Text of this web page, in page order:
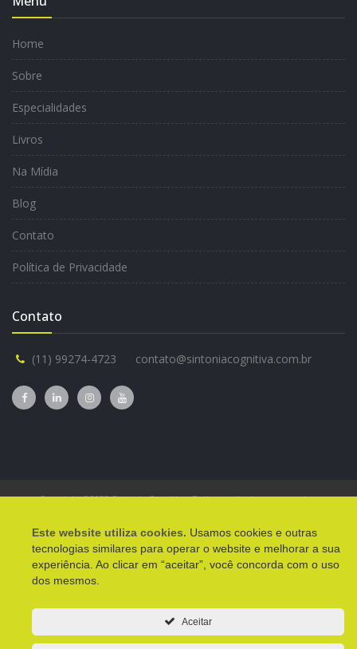
Home
Sobre
Especialidades
Livros
Na Mídia
Blog
Contato
Política de Privacidade
Contato
(11) 99274-4723 contato@sintoniacognitiva.com.br
Copyright ©2022 Sintonia Cognitiva. Todos os direitos reservados.
Este website utiliza cookies. Usamos cookies e outras
tecnologias similares para operar o website e melhorar a sua
experiência. Ao clicar em “aceitar”, você concorda com o uso
dos mesmos.
Aceitar